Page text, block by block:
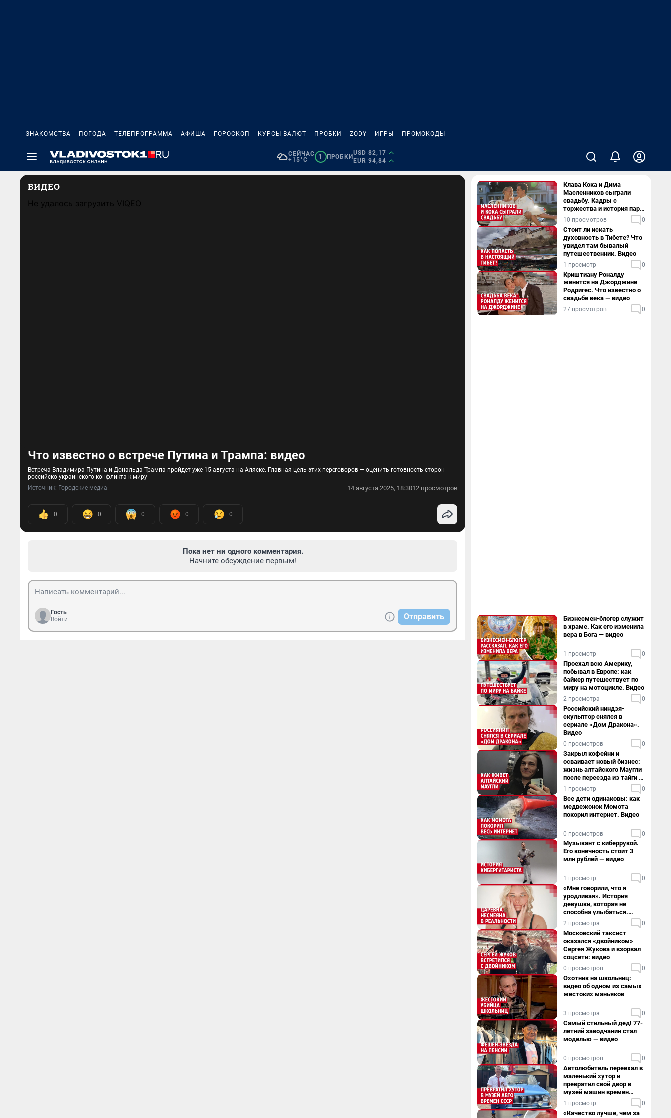
ЗНАКОМСТВА ПОГОДА ТЕЛЕПРОГРАММА АФИША ГОРОСКОП КУРСЫ ВАЛЮТ ПРОБКИ ZODY ИГРЫ ПРОМОКОДЫ
СЕЙЧАС
+15°C
1 ПРОБКИ
USD 82,17
EUR 94,84
ВИДЕО
Не удалось загрузить VIQEO
Что известно о встрече Путина и Трампа: видео
Встреча Владимира Путина и Дональда Трампа пройдет уже 15 августа на Аляске. Главная цель этих переговоров — оценить готовность сторон
российско-украинского конфликта к миру
Источник: Городские медиа 14 августа 2025, 18:3012 просмотров
0 0 0 0 0
Пока нет ни одного комментария.
Начните обсуждение первым!
Гость
Войти
Отправить
Клава Кока и Дима
Масленников сыграли
свадьбу. Кадры с
торжества и история пары
— в видео
10 просмотров 0
Стоит ли искать
духовность в Тибете? Что
увидел там бывалый
путешественник. Видео
1 просмотр 0
Криштиану Роналду
женится на Джорджине
Родригес. Что известно о
свадьбе века — видео
27 просмотров 0
Бизнесмен-блогер служит
в храме. Как его изменила
вера в Бога — видео
1 просмотр 0
Проехал всю Америку,
побывал в Европе: как
байкер путешествует по
миру на мотоцикле. Видео
2 просмотра 0
Российский ниндзя-
скульптор снялся в
сериале «Дом Дракона».
Видео
0 просмотров 0
Закрыл кофейни и
осваивает новый бизнес:
жизнь алтайского Маугли
после переезда из тайги в
столицу
1 просмотр 0
Все дети одинаковы: как
медвежонок Момота
покорил интернет. Видео
0 просмотров 0
Музыкант с киберрукой.
Его конечность стоит 3
млн рублей — видео
1 просмотр 0
«Мне говорили, что я
уродливая». История
девушки, которая не
способна улыбаться.
Видео
2 просмотра 0
Московский таксист
оказался «двойником»
Сергея Жукова и взорвал
соцсети: видео
0 просмотров 0
Охотник на школьниц:
видео об одном из самых
жестоких маньяков
3 просмотра 0
Самый стильный дед! 77-
летний заводчанин стал
моделью — видео
0 просмотров 0
Автолюбитель переехал в
маленький хутор и
превратил свой двор в
музей машин времен
СССР. Видео
1 просмотр 0
«Качество лучше, чем за